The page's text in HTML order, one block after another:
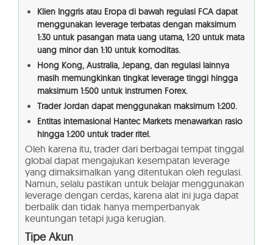
Klien Inggris atau Eropa di bawah regulasi FCA dapat
menggunakan leverage terbatas dengan maksimum
1:30 untuk pasangan mata uang utama, 1:20 untuk mata
uang minor dan 1:10 untuk komoditas.
Hong Kong, Australia, Jepang, dan regulasi lainnya
masih memungkinkan tingkat leverage tinggi hingga
maksimum 1:500 untuk instrumen Forex.
Trader Jordan dapat menggunakan maksimum 1:200.
Entitas internasional Hantec Markets menawarkan rasio
hingga 1:200 untuk trader ritel.
Oleh karena itu, trader dari berbagai tempat tinggal
global dapat mengajukan kesempatan leverage
yang dimaksimalkan yang ditentukan oleh regulasi.
Namun, selalu pastikan untuk belajar menggunakan
leverage dengan cerdas, karena alat ini juga dapat
berbalik dan tidak hanya memperbanyak
keuntungan tetapi juga kerugian.
Tipe Akun